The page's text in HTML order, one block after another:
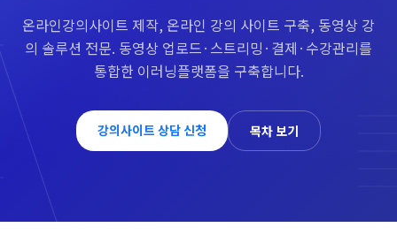
온라인강의사이트 제작, 온라인 강의 사이트 구축, 동영상 강
의 솔루션 전문. 동영상 업로드·스트리밍·결제·수강관리를
통합한 이러닝플랫폼을 구축합니다.
강의사이트 상담 신청 목차 보기